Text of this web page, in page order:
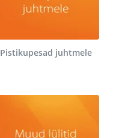
Pistikupesad juhtmele